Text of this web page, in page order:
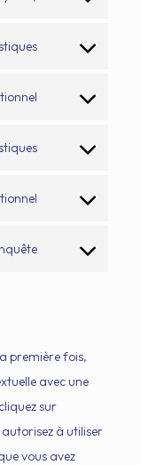
Consent
service
Consent
service
Consent
service
Consent
service
analytics
Consent
service
Consent
première fois,
avec une
sur
autorisez à utiliser
vous avez